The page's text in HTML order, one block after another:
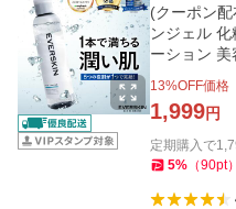
(クーポン
ンジェル
ーション
量200ml
13%OFF価格
1,999円
定期購入で
5% （90pt）